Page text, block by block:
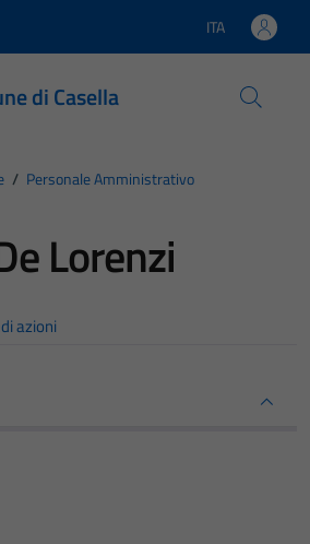
Lingua attiva:
ITA
di Casella
/ Personale Amministrativo
Lorenzi
azioni